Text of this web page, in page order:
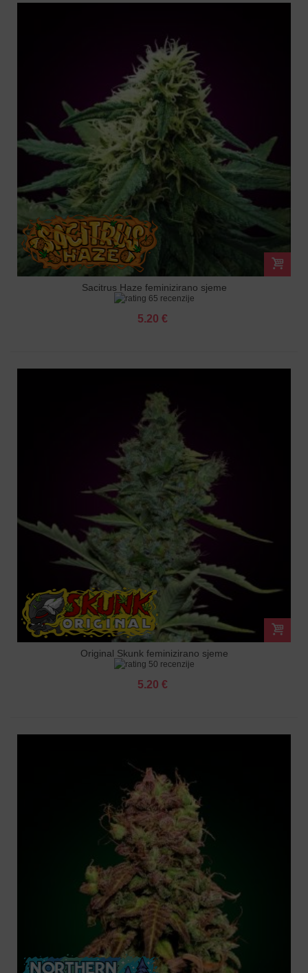
Sacitrus Haze feminizirano sjeme
65 recenzije
5.20 €
Original Skunk feminizirano sjeme
50 recenzije
5.20 €